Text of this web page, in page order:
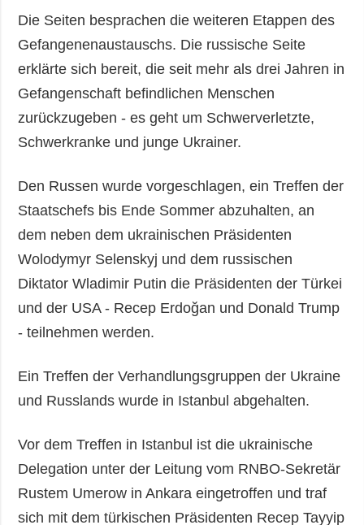
Die Seiten besprachen die weiteren Etappen des
Gefangenenaustauschs. Die russische Seite
erklärte sich bereit, die seit mehr als drei Jahren in
Gefangenschaft befindlichen Menschen
zurückzugeben - es geht um Schwerverletzte,
Schwerkranke und junge Ukrainer.
Den Russen wurde vorgeschlagen, ein Treffen der
Staatschefs bis Ende Sommer abzuhalten, an
dem neben dem ukrainischen Präsidenten
Wolodymyr Selenskyj und dem russischen
Diktator Wladimir Putin die Präsidenten der Türkei
und der USA - Recep Erdoğan und Donald Trump
- teilnehmen werden.
Ein Treffen der Verhandlungsgruppen der Ukraine
und Russlands wurde in Istanbul abgehalten.
Vor dem Treffen in Istanbul ist die ukrainische
Delegation unter der Leitung vom RNBO-Sekretär
Rustem Umerow in Ankara eingetroffen und traf
sich mit dem türkischen Präsidenten Recep Tayyip